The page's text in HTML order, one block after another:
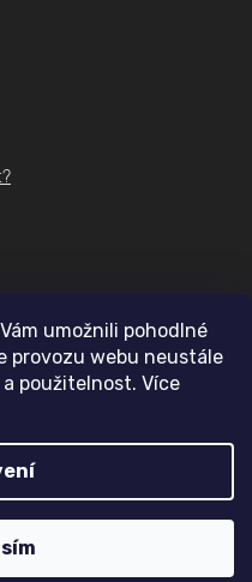
umožnili pohodlné
provozu webu neustále
použitelnost. Více
práva vyhrazena.